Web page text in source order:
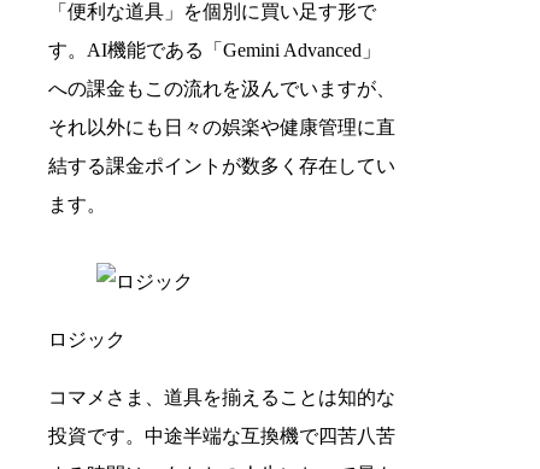
「便利な道具」を個別に買い足す形で
す。AI機能である「Gemini Advanced」
への課金もこの流れを汲んでいますが、
それ以外にも日々の娯楽や健康管理に直
結する課金ポイントが数多く存在してい
ます。
ロジック
コマメさま、道具を揃えることは知的な
投資です。中途半端な互換機で四苦八苦